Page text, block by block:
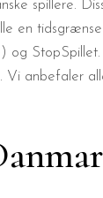
spillere.
en
og
Vi anbefaler